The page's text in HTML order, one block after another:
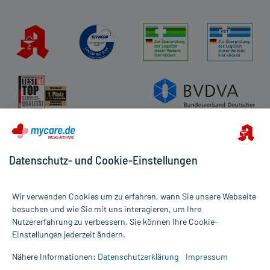
Alle Preise gelten inkl. MwSt., ggf. zzgl. Versandkosten
Informationen auf dieser Website werden ausschließlich für
die Untersuchung und Behandlung durch einen Arzt. Bitte
Datenschutz- und Cookie-Einstellungen
Wir verwenden Cookies um zu erfahren, wann Sie unsere Webseite
besuchen und wie Sie mit uns interagieren, um Ihre
Nutzererfahrung zu verbessern. Sie können Ihre Cookie-
Einstellungen jederzeit ändern.
Nähere Informationen: Datenschutzerklärung Impressum